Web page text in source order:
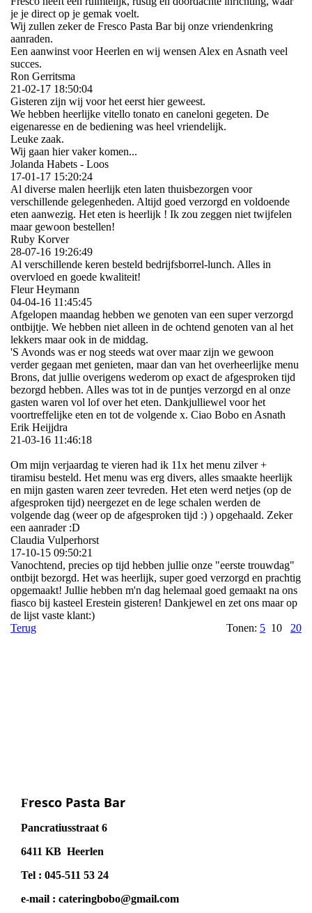
je je direct op je gemak voelt.
Wij zullen zeker de Fresco Pasta Bar bij onze vriendenkring
aanraden.
Een aanwinst voor Heerlen en wij wensen Alex en Asnath veel
succes.
Ron Gerritsma
21-02-17 18:50:04
Gisteren zijn wij voor het eerst hier geweest.
We hebben heerlijke vitello tonato en caneloni gegeten. De
eigenaresse en de bediening was heel vriendelijk.
Leuke zaak.
Wij gaan hier vaker komen...
Jolanda Habets - Loos
17-01-17 15:20:24
Al diverse malen heerlijk eten laten thuisbezorgen voor
verschillende gelegenheden. Altijd goed verzorgd en voldoende
eten aanwezig. Het eten is heerlijk ! Ik zou zeggen niet twijfelen
maar gewoon bestellen!
Ruby Korver
28-07-16 19:26:49
Al verschillende keren besteld bedrijfsborrel-lunch. Alles in
overvloed en goede kwaliteit!
Fleur Heymann
04-04-16 11:45:45
Afgelopen maandag hebben we genoten van een super verzorgd
ontbijtje. We hebben niet alleen in de ochtend genoten van al het
lekkers maar ook in de middag.
'S Avonds was er nog steeds wat over maar zijn we gewoon
verder gegaan met genieten, maar dan van het overheerlijke menu
Brons, dat jullie overigens wederom op exact de afgesproken tijd
bezorgd hebben. Alles was tot in de puntjes verzorgd en al onze
gasten waren vol lof over het eten. Dankjulliewel voor het
voortreffelijke eten en tot de volgende x. Ciao Bobo en Asnath
Erik Heijjdra
21-03-16 11:46:18
Om mijn verjaardag te vieren had ik 11x het menu zilver +
tiramisu besteld. Het menu was erg divers, alles smaakte heerlijk
en mijn gasten waren zeer tevreden. Het eten werd netjes (op de
afgesproken tijd) neergezet en de lege schalen werden de
volgende dag (weer op de afgesproken tijd :) ) opgehaald. Zeker
een aanrader :D
Claudia Vulperhorst
17-10-15 09:50:21
Vanochtend, precies op tijd hebben jullie onze "eerste trouwdag"
ontbijt bezorgd. Het was heerlijk, super goed verzorgd en prachtig
opgemaakt! Jullie hebben m'n dag helemaal goed gemaakt na ons
fiasco bij kasteel Erestein gisteren! Dankjewel en zet ons maar op
de lijst vaste klant:)
Terug
Tonen: 5 10 20
Fresco Pasta Bar
Pancratiusstraat 6
6411 KB Heerlen
Tel : 045-511 53 24
e-mail : cateringbobo@gmail.com